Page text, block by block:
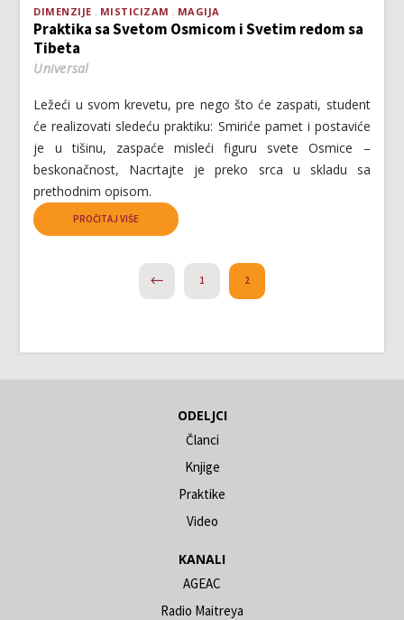
DIMENZIJE MISTICIZAM MAGIJA
Praktika sa Svetom Osmicom i Svetim redom sa
Tibeta
Universal
Ležeći u svom krevetu, pre nego što će zaspati, student
će realizovati sledeću praktiku: Smiriće pamet i postaviće
je u tišinu, zaspaće misleći figuru svete Osmice –
beskonačnost, Nacrtajte je preko srca u skladu sa
prethodnim opisom.
PROČITAJ VIŠE
PREVIOUS1 2
ODELJCI
Članci
Knjige
Praktike
Video
KANALI
AGEAC
Radio Maitreya